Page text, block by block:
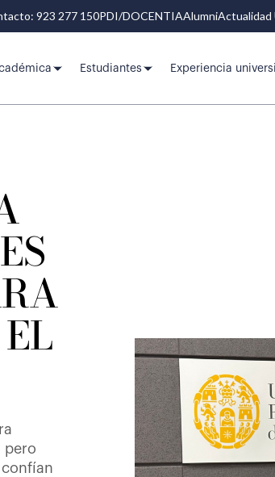
923 277 150PDI/DOCENTIAAlumniActualidad
Estudiantes Experiencia
pero